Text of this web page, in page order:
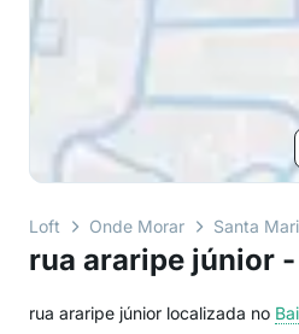
Loft Onde Morar Santa
rua araripe júnior
rua araripe júnior localizada no